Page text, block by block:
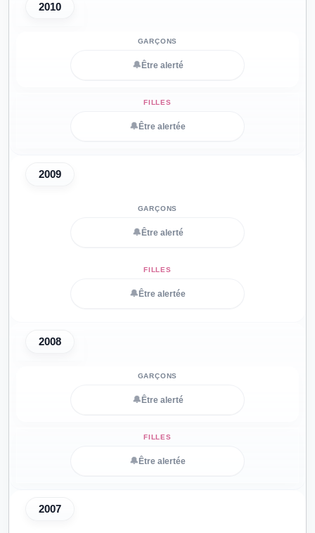
2010
🔔 Être alerté
🔔 Être alertée
2009
🔔 Être alerté
🔔 Être alertée
2008
🔔 Être alerté
🔔 Être alertée
2007